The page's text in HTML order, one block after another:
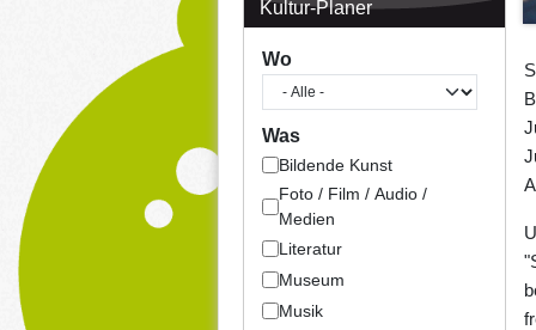
Kultur-Planer
Wo
Was
Bildende Kunst
Foto / Film / Audio /
Medien
Literatur
Museum
Musik